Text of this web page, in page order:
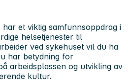
et viktig samfunnsoppdrag i
helsetjenester til
ved sykehuset vil du ha
har betydning for
arbeidsplassen og utvikling av
kultur.